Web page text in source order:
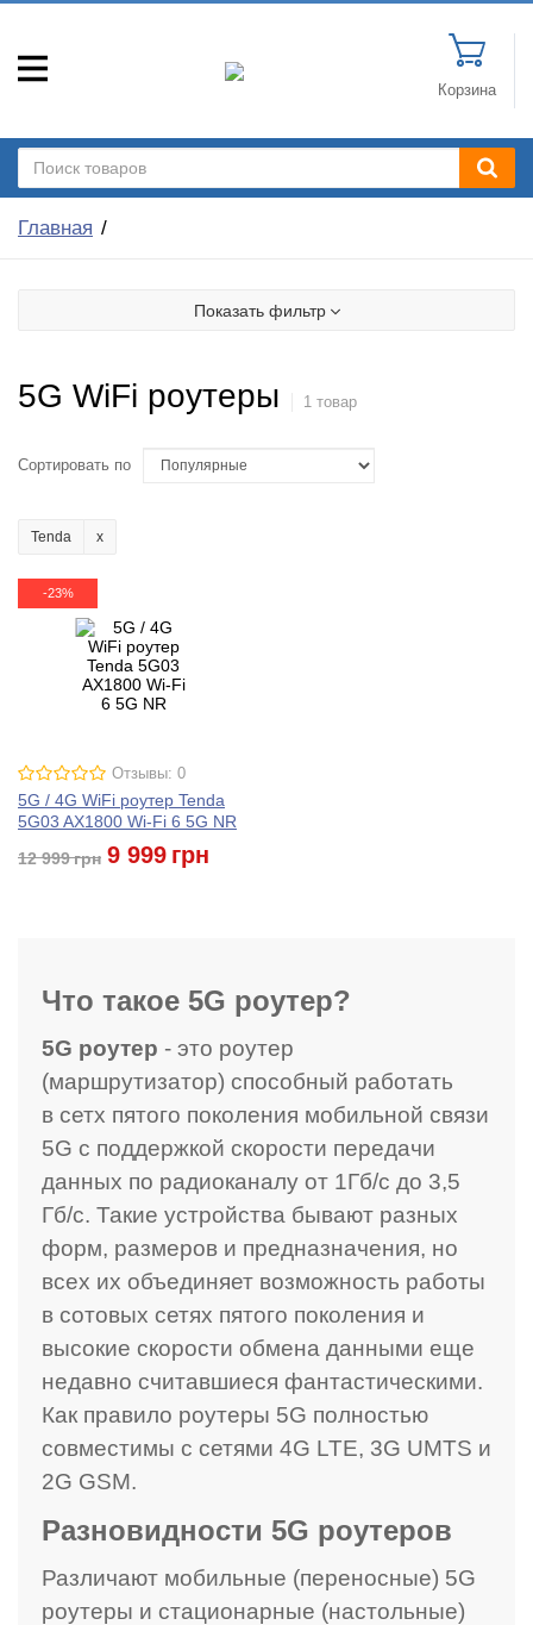
Корзина
Главная
Показать фильтр
5G WiFi роутеры 1 товар
Сортировать по
Tenda
-23%
Отзывы: 0
5G / 4G WiFi роутер Tenda
5G03 AX1800 Wi-Fi 6 5G NR
12 999грн 9 999 грн
Что такое 5G роутер?
5G роутер - это роутер
(маршрутизатор) способный работать
в сетх пятого поколения мобильной связи
5G с поддержкой скорости передачи
данных по радиоканалу от 1Гб/с до 3,5
Гб/с. Такие устройства бывают разных
форм, размеров и предназначения, но
всех их объединяет возможность работы
в сотовых сетях пятого поколения и
высокие скорости обмена данными еще
недавно считавшиеся фантастическими.
Как правило роутеры 5G полностью
совместимы с сетями 4G LTE, 3G UMTS и
2G GSM.
Разновидности 5G роутеров
Различают мобильные (переносные) 5G
роутеры и стационарные (настольные)